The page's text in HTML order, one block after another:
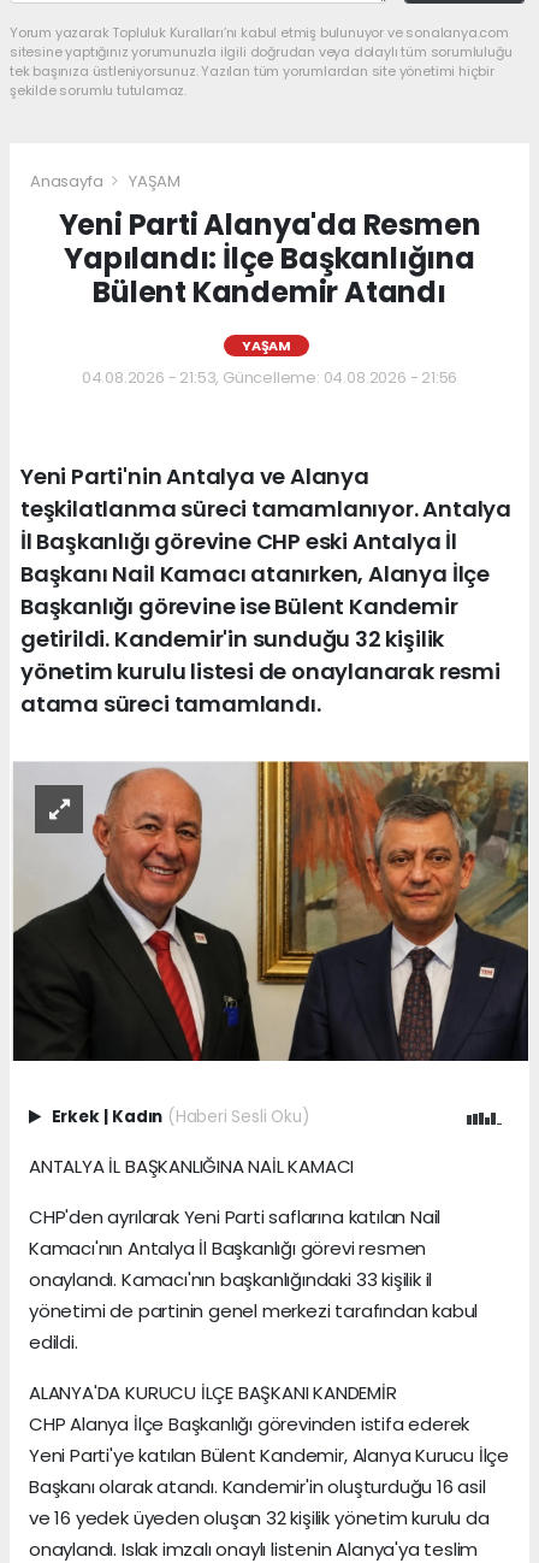
Yorum yazarak Topluluk Kuralları’nı kabul etmiş bulunuyor ve sonalanya.com
sitesine yaptığınız yorumunuzla ilgili doğrudan veya dolaylı tüm sorumluluğu
tek başınıza üstleniyorsunuz. Yazılan tüm yorumlardan site yönetimi hiçbir
şekilde sorumlu tutulamaz.
Anasayfa YAŞAM
Yeni Parti Alanya'da Resmen
Yapılandı: İlçe Başkanlığına
Bülent Kandemir Atandı
YAŞAM
04.08.2026 - 21:53, Güncelleme: 04.08.2026 - 21:56
Yeni Parti'nin Antalya ve Alanya
teşkilatlanma süreci tamamlanıyor. Antalya
İl Başkanlığı görevine CHP eski Antalya İl
Başkanı Nail Kamacı atanırken, Alanya İlçe
Başkanlığı görevine ise Bülent Kandemir
getirildi. Kandemir'in sunduğu 32 kişilik
yönetim kurulu listesi de onaylanarak resmi
atama süreci tamamlandı.
Erkek | Kadın (Haberi Sesli Oku)
ANTALYA İL BAŞKANLIĞINA NAİL KAMACI
CHP'den ayrılarak Yeni Parti saflarına katılan Nail
Kamacı'nın Antalya İl Başkanlığı görevi resmen
onaylandı. Kamacı'nın başkanlığındaki 33 kişilik il
yönetimi de partinin genel merkezi tarafından kabul
edildi.
ALANYA'DA KURUCU İLÇE BAŞKANI KANDEMİR
CHP Alanya İlçe Başkanlığı görevinden istifa ederek
Yeni Parti'ye katılan Bülent Kandemir, Alanya Kurucu İlçe
Başkanı olarak atandı. Kandemir'in oluşturduğu 16 asil
ve 16 yedek üyeden oluşan 32 kişilik yönetim kurulu da
onaylandı. Islak imzalı onaylı listenin Alanya'ya teslim